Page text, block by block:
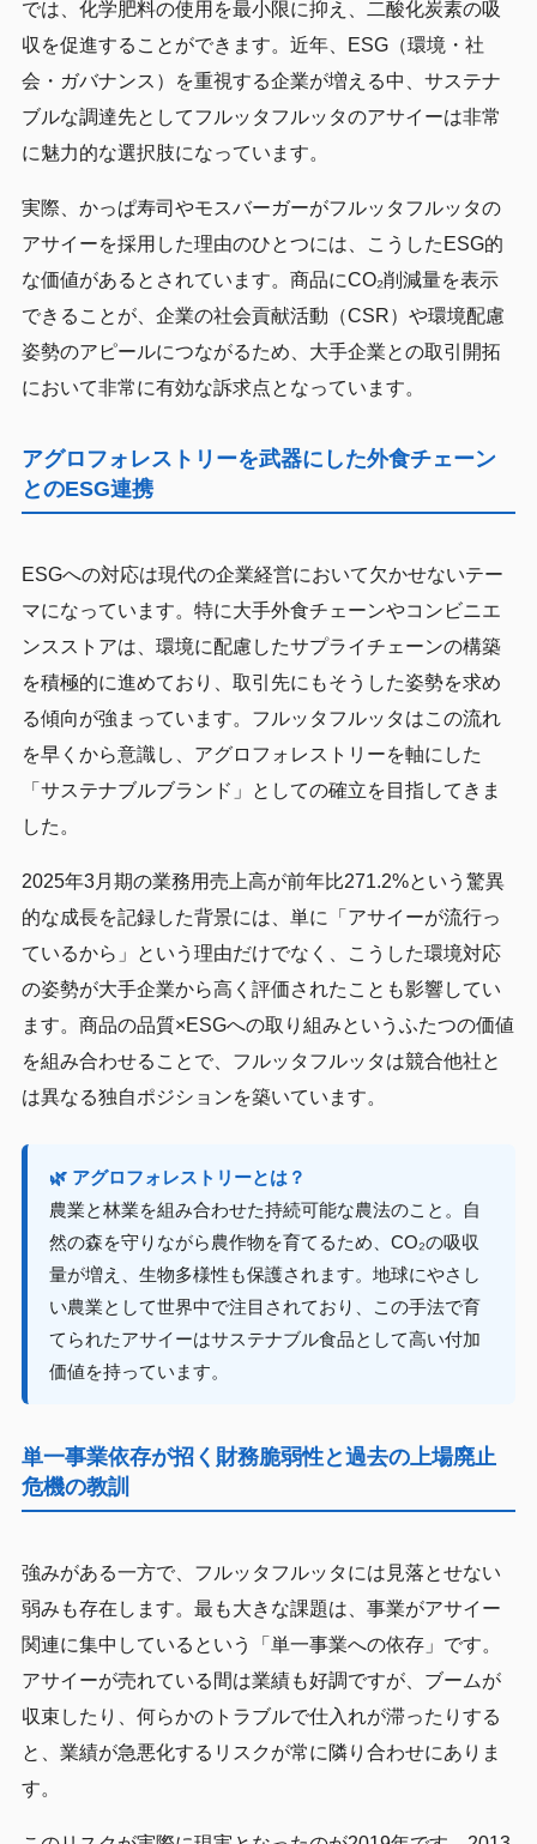
では、化学肥料の使用を最小限に抑え、二酸化炭素の吸
収を促進することができます。近年、ESG（環境・社
会・ガバナンス）を重視する企業が増える中、サステナ
ブルな調達先としてフルッタフルッタのアサイーは非常
に魅力的な選択肢になっています。
実際、かっぱ寿司やモスバーガーがフルッタフルッタの
アサイーを採用した理由のひとつには、こうしたESG的
な価値があるとされています。商品にCO₂削減量を表示
できることが、企業の社会貢献活動（CSR）や環境配慮
姿勢のアピールにつながるため、大手企業との取引開拓
において非常に有効な訴求点となっています。
アグロフォレストリーを武器にした外食チェーン
とのESG連携
ESGへの対応は現代の企業経営において欠かせないテー
マになっています。特に大手外食チェーンやコンビニエ
ンスストアは、環境に配慮したサプライチェーンの構築
を積極的に進めており、取引先にもそうした姿勢を求め
る傾向が強まっています。フルッタフルッタはこの流れ
を早くから意識し、アグロフォレストリーを軸にした
「サステナブルブランド」としての確立を目指してきま
した。
2025年3月期の業務用売上高が前年比271.2%という驚異
的な成長を記録した背景には、単に「アサイーが流行っ
ているから」という理由だけでなく、こうした環境対応
の姿勢が大手企業から高く評価されたことも影響してい
ます。商品の品質×ESGへの取り組みというふたつの価値
を組み合わせることで、フルッタフルッタは競合他社と
は異なる独自ポジションを築いています。
🌿 アグロフォレストリーとは？
農業と林業を組み合わせた持続可能な農法のこと。自
然の森を守りながら農作物を育てるため、CO₂の吸収
量が増え、生物多様性も保護されます。地球にやさし
い農業として世界中で注目されており、この手法で育
てられたアサイーはサステナブル食品として高い付加
価値を持っています。
単一事業依存が招く財務脆弱性と過去の上場廃止
危機の教訓
強みがある一方で、フルッタフルッタには見落とせない
弱みも存在します。最も大きな課題は、事業がアサイー
関連に集中しているという「単一事業への依存」です。
アサイーが売れている間は業績も好調ですが、ブームが
収束したり、何らかのトラブルで仕入れが滞ったりする
と、業績が急悪化するリスクが常に隣り合わせにありま
す。